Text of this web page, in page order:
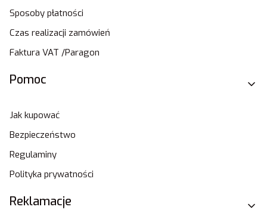
Sposoby płatności
Czas realizacji zamówień
Faktura VAT /Paragon
Pomoc
Jak kupować
Bezpieczeństwo
Regulaminy
Polityka prywatności
Reklamacje